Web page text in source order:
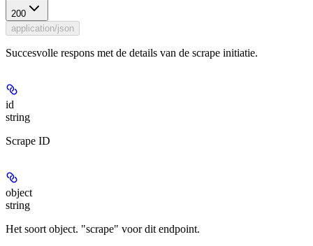
200
application/json
Succesvolle respons met de details van de scrape initiatie.
id
string
Scrape ID
object
string
Het soort object. "scrape" voor dit endpoint.